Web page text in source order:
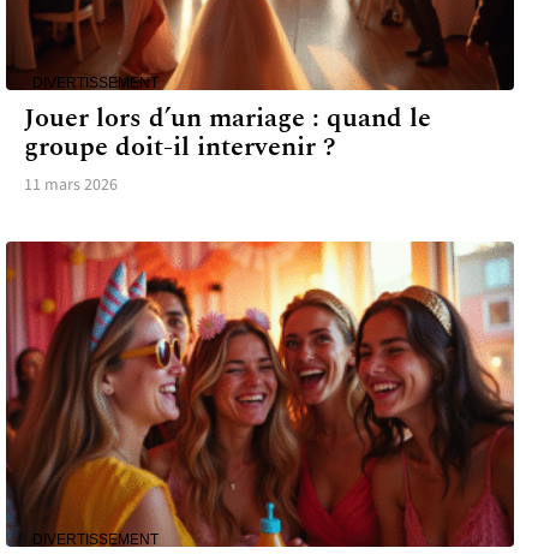
DIVERTISSEMENT
Jouer lors d’un mariage : quand le
groupe doit-il intervenir ?
11 mars 2026
DIVERTISSEMENT